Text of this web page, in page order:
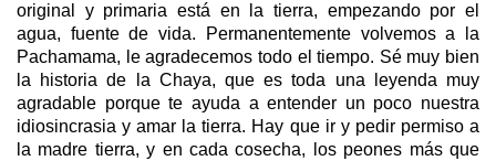
original y primaria está en la tierra, empezando por el
agua, fuente de vida. Permanentemente volvemos a la
Pachamama, le agradecemos todo el tiempo. Sé muy bien
la historia de la Chaya, que es toda una leyenda muy
agradable porque te ayuda a entender un poco nuestra
idiosincrasia y amar la tierra. Hay que ir y pedir permiso a
la madre tierra, y en cada cosecha, los peones más que